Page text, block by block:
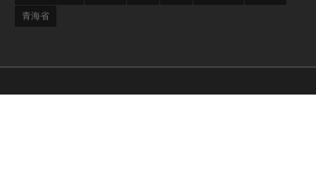
青海省